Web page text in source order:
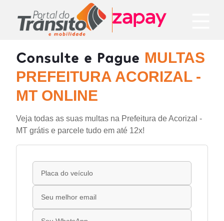
Consulte e Pague MULTAS
PREFEITURA ACORIZAL -
MT ONLINE
Veja todas as suas multas na Prefeitura de Acorizal -
MT grátis e parcele tudo em até 12x!